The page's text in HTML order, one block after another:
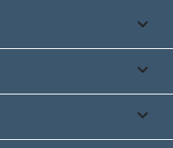


